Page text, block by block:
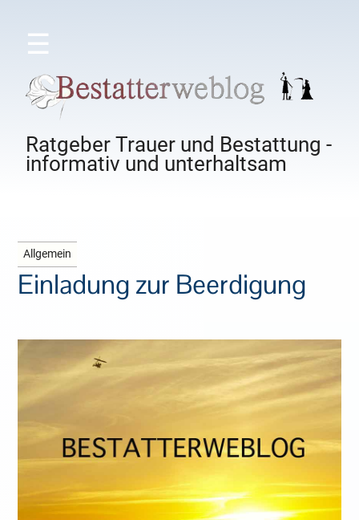
☰
Ratgeber Trauer und Bestattung -
informativ und unterhaltsam
Allgemein
Einladung zur Beerdigung